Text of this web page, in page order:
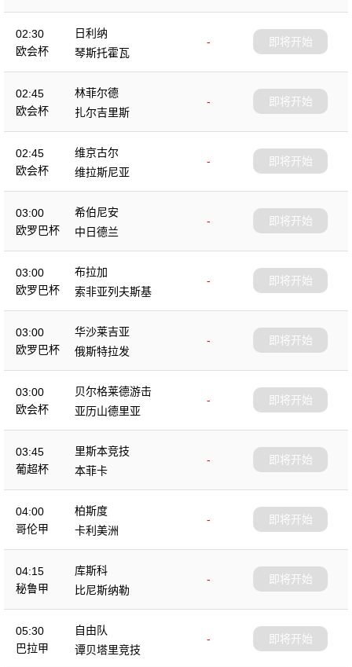
02:30
欧会杯
日利纳
-
琴斯托霍瓦
即将开始
02:45
欧会杯
林菲尔德
-
扎尔吉里斯
即将开始
02:45
欧会杯
维京古尔
-
维拉斯尼亚
即将开始
03:00
欧罗巴杯
希伯尼安
-
中日德兰
即将开始
03:00
欧罗巴杯
布拉加
-
索非亚列夫斯基
即将开始
03:00
欧罗巴杯
华沙莱吉亚
-
俄斯特拉发
即将开始
03:00
欧会杯
贝尔格莱德游击
-
亚历山德里亚
即将开始
03:45
葡超杯
里斯本竞技
-
本菲卡
即将开始
04:00
哥伦甲
柏斯度
-
卡利美洲
即将开始
04:15
秘鲁甲
库斯科
-
比尼斯纳勒
即将开始
05:30
巴拉甲
自由队
-
谭贝塔里竞技
即将开始